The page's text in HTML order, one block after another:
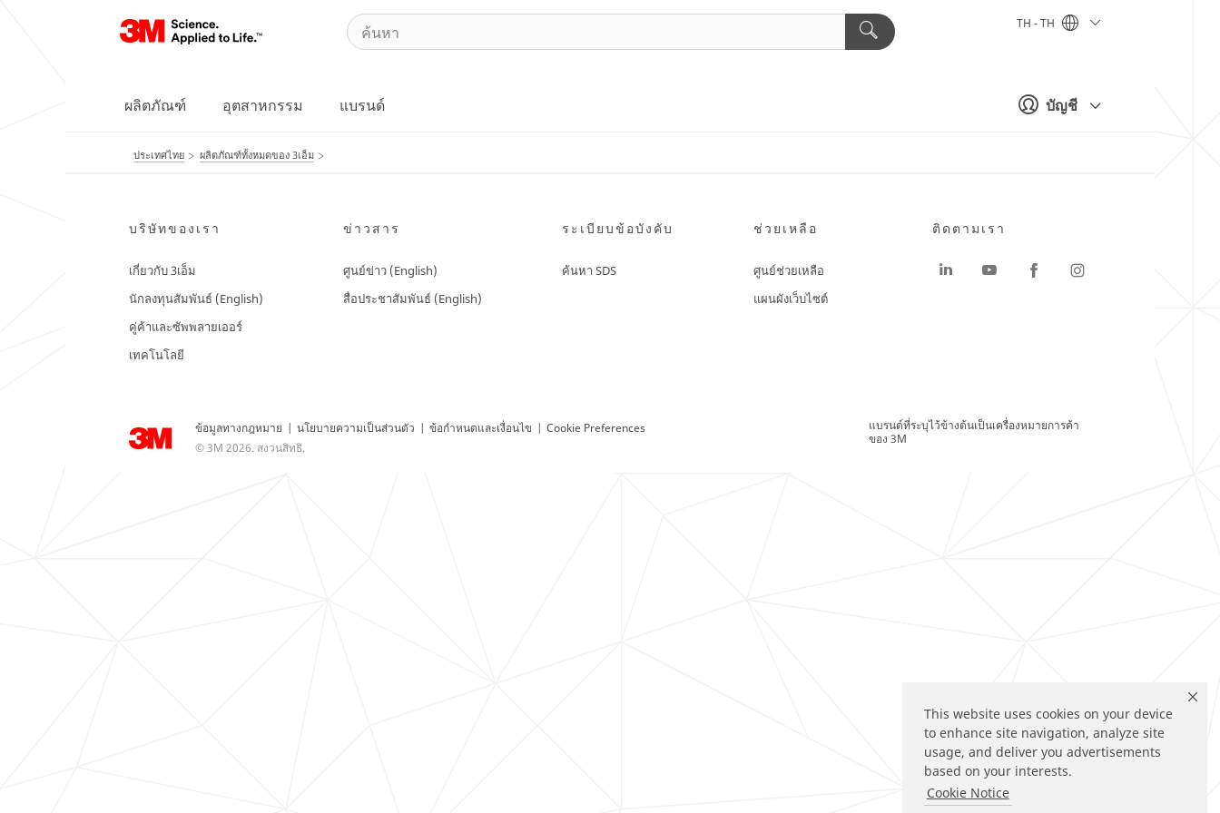
This website uses cookies on your device
to enhance site navigation, analyze site
usage, and deliver you advertisements
based on your interests.
Cookie Notice
บัญชี
TH - TH
ผลิตภัณฑ์ อุตสาหกรรม แบรนด์
ประเทศไทย ผลิตภัณฑ์ทั้งหมดของ 3เอ็ม
บริษัทของเรา
เกี่ยวกับ 3เอ็ม
นักลงทุนสัมพันธ์ (English)
คู่ค้าและซัพพลายเออร์
เทคโนโลยี
ข่าวสาร
ศูนย์ข่าว (English)
สื่อประชาสัมพันธ์ (English)
ระเบียบข้อบังคับ
ค้นหา SDS
ช่วยเหลือ
ศูนย์ช่วยเหลือ
แผนผังเว็บไซต์
ข้อมูลทางกฎหมาย | นโยบายความเป็นส่วนตัว | ข้อกำหนดและเงื่อนไข | Cookie Preferences
© 3M 2026. สงวนสิทธิ.
ติดตามเรา
แบรนด์ที่ระบุไว้ข้างต้นเป็นเครื่องหมายการค้า
ของ 3M